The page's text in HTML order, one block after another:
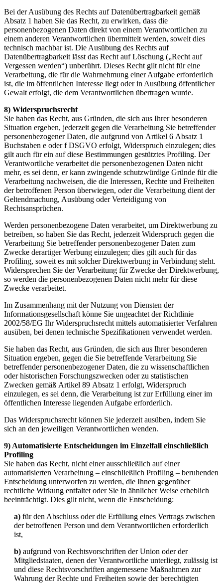
Bei der Ausübung des Rechts auf Datenübertragbarkeit gemäß
Absatz 1 haben Sie das Recht, zu erwirken, dass die
personenbezogenen Daten direkt von einem Verantwortlichen zu
einem anderen Verantwortlichen übermittelt werden, soweit dies
technisch machbar ist. Die Ausübung des Rechts auf
Datenübertragbarkeit lässt das Recht auf Löschung („Recht auf
Vergessen werden“) unberührt. Dieses Recht gilt nicht für eine
Verarbeitung, die für die Wahrnehmung einer Aufgabe erforderlich
ist, die im öffentlichen Interesse liegt oder in Ausübung öffentlicher
Gewalt erfolgt, die dem Verantwortlichen übertragen wurde.
8) Widerspruchsrecht
Sie haben das Recht, aus Gründen, die sich aus Ihrer besonderen
Situation ergeben, jederzeit gegen die Verarbeitung Sie betreffender
personenbezogener Daten, die aufgrund von Artikel 6 Absatz 1
Buchstaben e oder f DSGVO erfolgt, Widerspruch einzulegen; dies
gilt auch für ein auf diese Bestimmungen gestütztes Profiling. Der
Verantwortliche verarbeitet die personenbezogenen Daten nicht
mehr, es sei denn, er kann zwingende schutzwürdige Gründe für die
Verarbeitung nachweisen, die die Interessen, Rechte und Freiheiten
der betroffenen Person überwiegen, oder die Verarbeitung dient der
Geltendmachung, Ausübung oder Verteidigung von
Rechtsansprüchen.
Werden personenbezogene Daten verarbeitet, um Direktwerbung zu
betreiben, so haben Sie das Recht, jederzeit Widerspruch gegen die
Verarbeitung Sie betreffender personenbezogener Daten zum
Zwecke derartiger Werbung einzulegen; dies gilt auch für das
Profiling, soweit es mit solcher Direktwerbung in Verbindung steht.
Widersprechen Sie der Verarbeitung für Zwecke der Direktwerbung,
so werden die personenbezogenen Daten nicht mehr für diese
Zwecke verarbeitet.
Im Zusammenhang mit der Nutzung von Diensten der
Informationsgesellschaft könne Sie ungeachtet der Richtlinie
2002/58/EG Ihr Widerspruchsrecht mittels automatisierter Verfahren
ausüben, bei denen technische Spezifikationen verwendet werden.
Sie haben das Recht, aus Gründen, die sich aus Ihrer besonderen
Situation ergeben, gegen die Sie betreffende Verarbeitung Sie
betreffender personenbezogener Daten, die zu wissenschaftlichen
oder historischen Forschungszwecken oder zu statistischen
Zwecken gemäß Artikel 89 Absatz 1 erfolgt, Widerspruch
einzulegen, es sei denn, die Verarbeitung ist zur Erfüllung einer im
öffentlichen Interesse liegenden Aufgabe erforderlich.
Das Widerspruchsrecht können Sie jederzeit ausüben, indem Sie
sich an den jeweiligen Verantwortlichen wenden.
9) Automatisierte Entscheidungen im Einzelfall einschließlich
Profiling
Sie haben das Recht, nicht einer ausschließlich auf einer
automatisierten Verarbeitung – einschließlich Profiling – beruhenden
Entscheidung unterworfen zu werden, die Ihnen gegenüber
rechtliche Wirkung entfaltet oder Sie in ähnlicher Weise erheblich
beeinträchtigt. Dies gilt nicht, wenn die Entscheidung:
a) für den Abschluss oder die Erfüllung eines Vertrags zwischen
der betroffenen Person und dem Verantwortlichen erforderlich
ist,
b) aufgrund von Rechtsvorschriften der Union oder der
Mitgliedstaaten, denen der Verantwortliche unterliegt, zulässig ist
und diese Rechtsvorschriften angemessene Maßnahmen zur
Wahrung der Rechte und Freiheiten sowie der berechtigten